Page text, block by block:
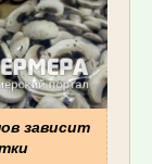
зависит